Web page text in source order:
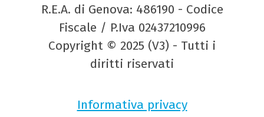
R.E.A. di Genova: 486190 - Codice
Fiscale / P.Iva 02437210996
Copyright © 2025 (V3) - Tutti i
diritti riservati
Informativa privacy